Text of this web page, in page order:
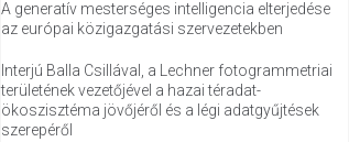
A generatív mesterséges intelligencia elterjedése
az európai közigazgatási szervezetekben
Interjú Balla Csillával, a Lechner fotogrammetriai
területének vezetőjével a hazai téradat-
ökoszisztéma jövőjéről és a légi adatgyűjtések
szerepéről